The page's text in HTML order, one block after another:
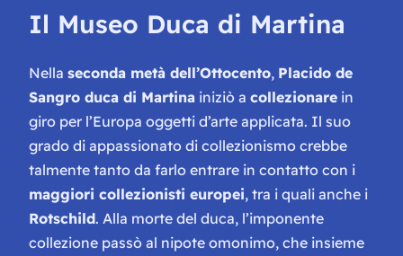
Il Museo Duca di Martina
Nella seconda metà dell’Ottocento, Placido de
Sangro duca di Martina iniziò a collezionare in
giro per l’Europa oggetti d’arte applicata. Il suo
grado di appassionato di collezionismo crebbe
talmente tanto da farlo entrare in contatto con i
maggiori collezionisti europei, tra i quali anche i
Rotschild. Alla morte del duca, l’imponente
collezione passò al nipote omonimo, che insieme